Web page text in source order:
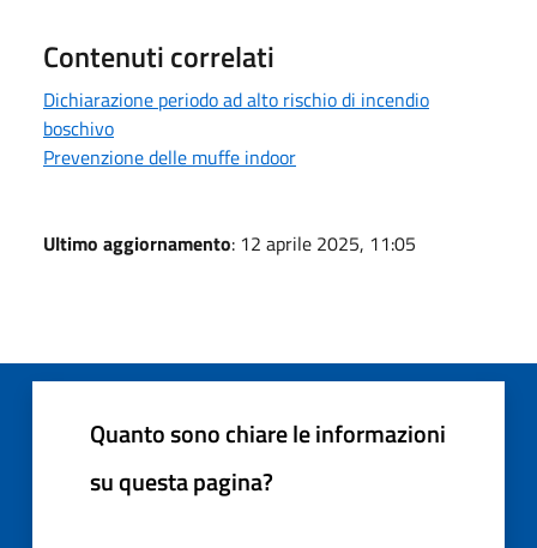
Contenuti correlati
Dichiarazione periodo ad alto rischio di incendio
boschivo
Prevenzione delle muffe indoor
Ultimo aggiornamento: 12 aprile 2025, 11:05
Quanto sono chiare le informazioni
su questa pagina?